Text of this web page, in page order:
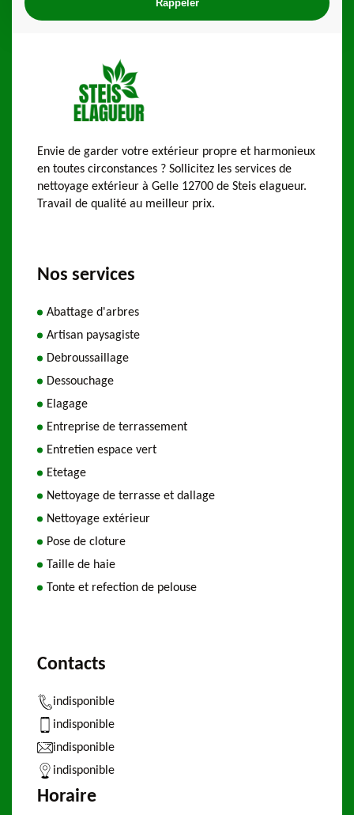
Envie de garder votre extérieur propre et harmonieux
en toutes circonstances ? Sollicitez les services de
nettoyage extérieur à Gelle 12700 de Steis elagueur.
Travail de qualité au meilleur prix.
Nos services
Abattage d'arbres
Artisan paysagiste
Debroussaillage
Dessouchage
Elagage
Entreprise de terrassement
Entretien espace vert
Etetage
Nettoyage de terrasse et dallage
Nettoyage extérieur
Pose de cloture
Taille de haie
Tonte et refection de pelouse
Contacts
indisponible
indisponible
indisponible
indisponible
Horaire